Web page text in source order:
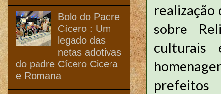
realização
sobre
culturais
Bolo do Padre
Cícero : Um
legado das
netas adotivas
do padre Cícero Cicera
e Romana